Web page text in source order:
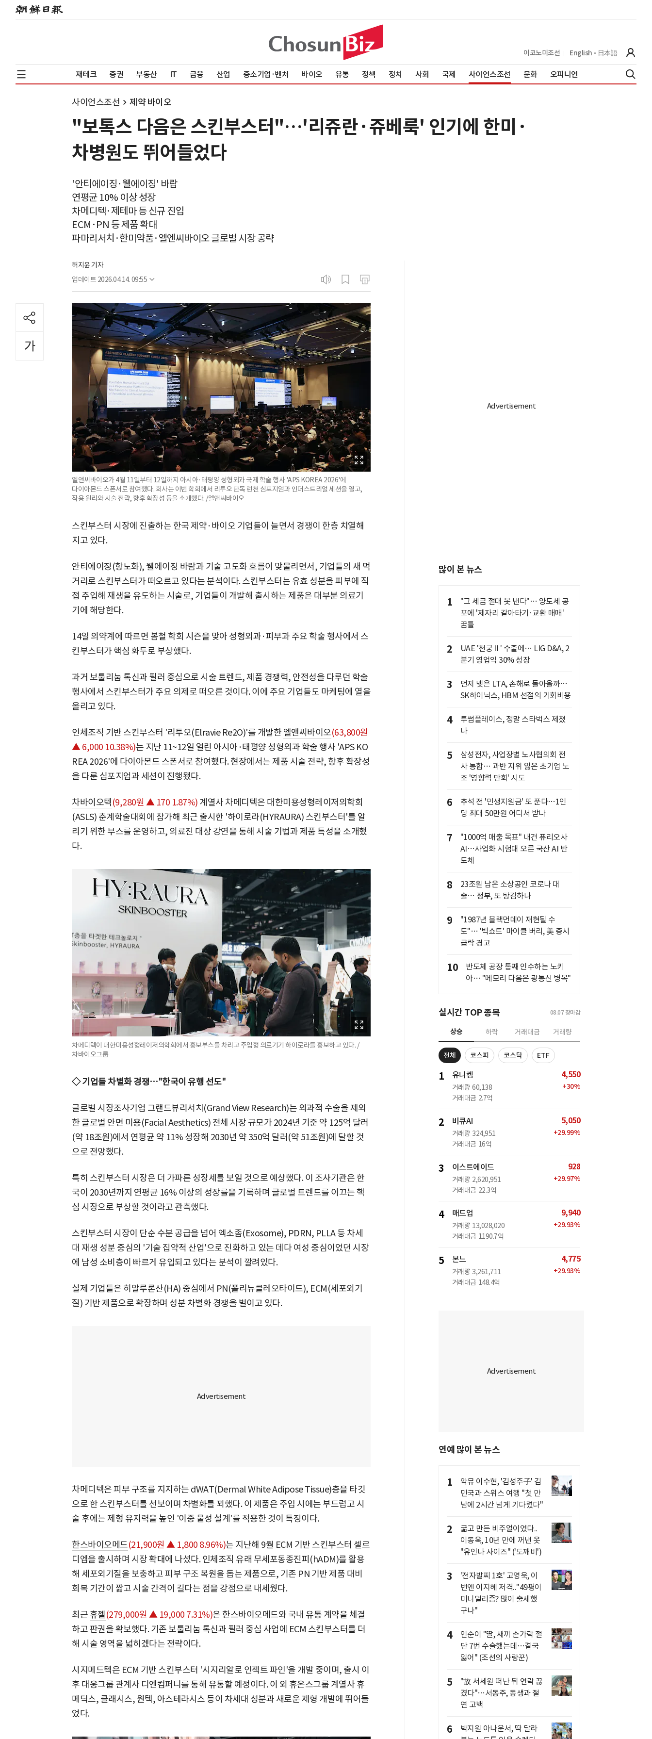
이코노미조선 English 日本語
재테크 증권 부동산 IT 금융 산업 중소기업·벤처 바이오 유통 정책 정치 사회 국제 사이언스조선 문화 오피니언
사이언스조선 제약 바이오
"보톡스 다음은 스킨부스터"…'리쥬란·쥬베룩' 인기에 한미·
차병원도 뛰어들었다
'안티에이징·웰에이징' 바람
연평균 10% 이상 성장
차메디텍·제테마 등 신규 진입
ECM·PN 등 제품 확대
파마리서치·한미약품·엘엔씨바이오 글로벌 시장 공략
허지윤 기자
업데이트 2026.04.14. 09:55
엘앤씨바이오가 4월 11일부터 12일까지 아시아·태평양 성형외과 국제 학술 행사 'APS KOREA 2026'에
다이아몬드 스폰서로 참여했다. 회사는 이번 학회에서 리투오 단독 런천 심포지엄과 인더스트리얼 세션을 열고,
작용 원리와 시술 전략, 향후 확장성 등을 소개했다. /엘앤씨바이오
스킨부스터 시장에 진출하는 한국 제약·바이오 기업들이 늘면서 경쟁이 한층 치열해
지고 있다.
안티에이징(항노화), 웰에이징 바람과 기술 고도화 흐름이 맞물리면서, 기업들의 새 먹
거리로 스킨부스터가 떠오르고 있다는 분석이다. 스킨부스터는 유효 성분을 피부에 직
접 주입해 재생을 유도하는 시술로, 기업들이 개발해 출시하는 제품은 대부분 의료기
기에 해당한다.
14일 의약계에 따르면 봄철 학회 시즌을 맞아 성형외과·피부과 주요 학술 행사에서 스
킨부스터가 핵심 화두로 부상했다.
과거 보툴리눔 톡신과 필러 중심으로 시술 트렌드, 제품 경쟁력, 안전성을 다루던 학술
행사에서 스킨부스터가 주요 의제로 떠오른 것이다. 이에 주요 기업들도 마케팅에 열을
올리고 있다.
인체조직 기반 스킨부스터 '리투오(Elravie Re2O)'를 개발한 엘앤씨바이오(63,800원
▲ 6,000 10.38%)는 지난 11~12일 열린 아시아·태평양 성형외과 학술 행사 'APS KO
REA 2026'에 다이아몬드 스폰서로 참여했다. 현장에서는 제품 시술 전략, 향후 확장성
을 다룬 심포지엄과 세션이 진행됐다.
차바이오텍(9,280원 ▲ 170 1.87%) 계열사 차메디텍은 대한미용성형레이저의학회
(ASLS) 춘계학술대회에 참가해 최근 출시한 '하이로라(HYRAURA) 스킨부스터'를 알
리기 위한 부스를 운영하고, 의료진 대상 강연을 통해 시술 기법과 제품 특성을 소개했
다.
차메디텍이 대한미용성형레이저의학회에서 홍보부스를 차리고 주입형 의료기기 하이로라를 홍보하고 있다. /
차바이오그룹
◇ 기업들 차별화 경쟁…"한국이 유행 선도"
글로벌 시장조사기업 그랜드뷰리서치(Grand View Research)는 외과적 수술을 제외
한 글로벌 안면 미용(Facial Aesthetics) 전체 시장 규모가 2024년 기준 약 125억 달러
(약 18조원)에서 연평균 약 11% 성장해 2030년 약 350억 달러(약 51조원)에 달할 것
으로 전망했다.
특히 스킨부스터 시장은 더 가파른 성장세를 보일 것으로 예상했다. 이 조사기관은 한
국이 2030년까지 연평균 16% 이상의 성장률을 기록하며 글로벌 트렌드를 이끄는 핵
심 시장으로 부상할 것이라고 관측했다.
스킨부스터 시장이 단순 수분 공급을 넘어 엑소좀(Exosome), PDRN, PLLA 등 차세
대 재생 성분 중심의 '기술 집약적 산업'으로 진화하고 있는 데다 여성 중심이었던 시장
에 남성 소비층이 빠르게 유입되고 있다는 분석이 깔려있다.
실제 기업들은 히알루론산(HA) 중심에서 PN(폴리뉴클레오타이드), ECM(세포외기
질) 기반 제품으로 확장하며 성분 차별화 경쟁을 벌이고 있다.
차메디텍은 피부 구조를 지지하는 dWAT(Dermal White Adipose Tissue)층을 타깃
으로 한 스킨부스터를 선보이며 차별화를 꾀했다. 이 제품은 주입 시에는 부드럽고 시
술 후에는 제형 유지력을 높인 '이중 물성 설계'를 적용한 것이 특징이다.
한스바이오메드(21,900원 ▲ 1,800 8.96%)는 지난해 9월 ECM 기반 스킨부스터 셀르
디엠을 출시하며 시장 확대에 나섰다. 인체조직 유래 무세포동종진피(hADM)를 활용
해 세포외기질을 보충하고 피부 구조 복원을 돕는 제품으로, 기존 PN 기반 제품 대비
회복 기간이 짧고 시술 간격이 길다는 점을 강점으로 내세웠다.
최근 휴젤(279,000원 ▲ 19,000 7.31%)은 한스바이오메드와 국내 유통 계약을 체결
하고 판권을 확보했다. 기존 보툴리눔 톡신과 필러 중심 사업에 ECM 스킨부스터를 더
해 시술 영역을 넓히겠다는 전략이다.
시지메드텍은 ECM 기반 스킨부스터 '시지리알로 인젝트 파인'을 개발 중이며, 출시 이
후 대웅그룹 관계사 디엔컴퍼니를 통해 유통할 예정이다. 이 외 휴온스그룹 계열사 휴
메딕스, 클래시스, 원텍, 아스테라시스 등이 차세대 성분과 새로운 제형 개발에 뛰어들
었다.
많이 본 뉴스
1
"그 세금 절대 못 낸다"… 양도세 공
포에 '제자리 갈아타기·교환 매매'
꿈틀
2
UAE '천궁Ⅱ' 수출에… LIG D&A, 2
분기 영업익 30% 성장
3
먼저 맺은 LTA, 손해로 돌아올까…
SK하이닉스, HBM 선점의 기회비용
4
투썸플레이스, 정말 스타벅스 제쳤
나
5
삼성전자, 사업장별 노사협의회 전
사 통합… 과반 지위 잃은 초기업 노
조 '영향력 만회' 시도
6
추석 전 '민생지원금' 또 푼다…1인
당 최대 50만원 어디서 받나
7
"1000억 매출 목표" 내건 퓨리오사
AI…사업화 시험대 오른 국산 AI 반
도체
8
23조원 남은 소상공인 코로나 대
출… 정부, 또 탕감하나
9
"1987년 블랙먼데이 재현될 수
도"… '빅쇼트' 마이클 버리, 美 증시
급락 경고
10
반도체 공장 통째 인수하는 노키
아… "메모리 다음은 광통신 병목"
실시간 TOP 종목 08.07 장마감
상승 하락 거래대금 거래량
전체 코스피 코스닥 ETF
1 유니켐
거래량 60,138
거래대금 2.7억
4,550
+30%
2 비큐AI
거래량 324,951
거래대금 16억
5,050
+29.99%
3 이스트에이드
거래량 2,620,951
거래대금 22.3억
928
+29.97%
4 매드업
거래량 13,028,020
거래대금 1190.7억
9,940
+29.93%
5 본느
거래량 3,261,711
거래대금 148.4억
4,775
+29.93%
연예 많이 본 뉴스
1
악뮤 이수현, '김성주子' 김
민국과 스위스 여행 "첫 만
남에 2시간 넘게 기다렸다"
2
굶고 만든 비주얼이었다..
이동욱, 10년 만에 꺼낸 옷
"유인나 사이즈" ('도깨비')
3
'전자발찌 1호' 고영욱, 이
번엔 이지혜 저격.."49평이
미니멀리즘? 많이 출세했
구나"
4
인순이 "딸, 새끼 손가락 절
단 7번 수술했는데…결국
잃어" (조선의 사랑꾼)
5
"故 서세원 떠난 뒤 연락 끊
겼다"…서동주, 동생과 절
연 고백
6
박지원 아나운서, 딱 달라